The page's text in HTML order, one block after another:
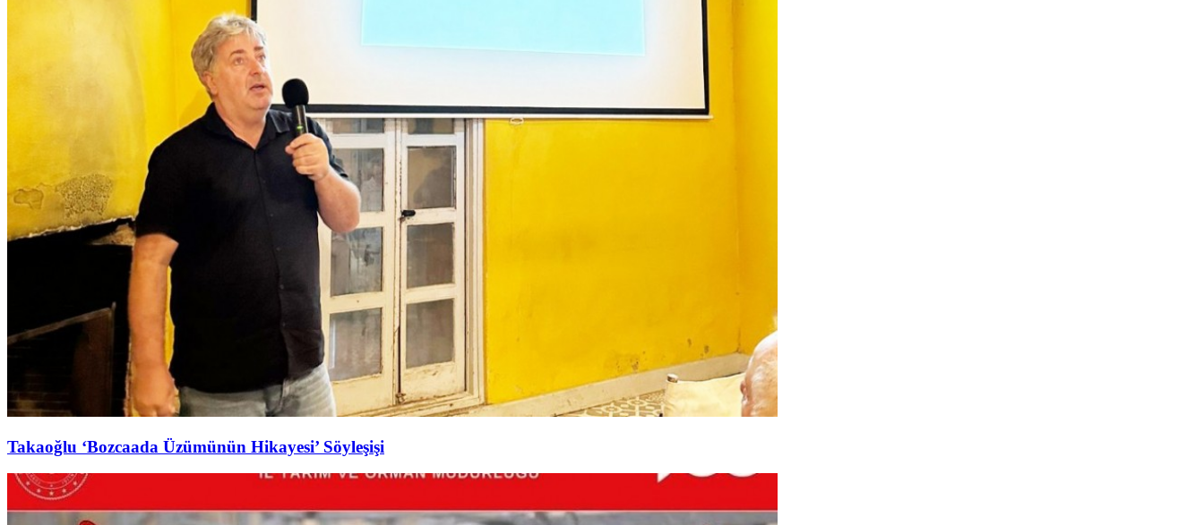
Takaoğlu ‘Bozcaada Üzümünün Hikayesi’ Söyleşişi